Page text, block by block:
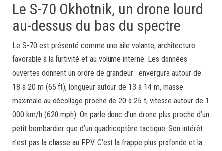
Le S-70 Okhotnik, un drone lourd
au-dessus du bas du spectre
Le S-70 est présenté comme une aile volante, architecture
favorable à la furtivité et au volume interne. Les données
ouvertes donnent un ordre de grandeur : envergure autour de
18 à 20 m (65 ft), longueur autour de 13 à 14 m, masse
maximale au décollage proche de 20 à 25 t, vitesse autour de 1
000 km/h (620 mph). On parle donc d’un drone plus proche d’un
petit bombardier que d’un quadricoptère tactique. Son intérêt
n’est pas la chasse au FPV. C’est la frappe plus profonde et la